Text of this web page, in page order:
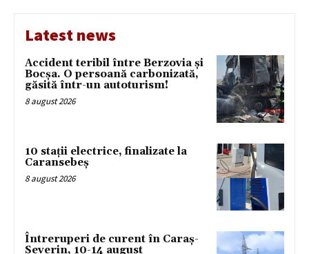
Latest news
Accident teribil între Berzovia și
Bocșa. O persoană carbonizată,
găsită într-un autoturism!
8 august 2026
10 stații electrice, finalizate la
Caransebeș
8 august 2026
Întreruperi de curent în Caraș-
Severin, 10-14 august